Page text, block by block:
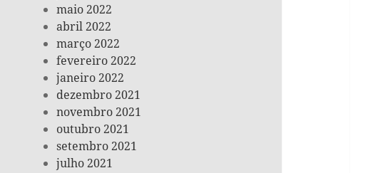
maio 2022
abril 2022
março 2022
fevereiro 2022
janeiro 2022
dezembro 2021
novembro 2021
outubro 2021
setembro 2021
julho 2021